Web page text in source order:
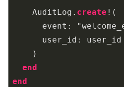
    AuditLog.
create !(
event:
      user_id: user_id
    )
end
end